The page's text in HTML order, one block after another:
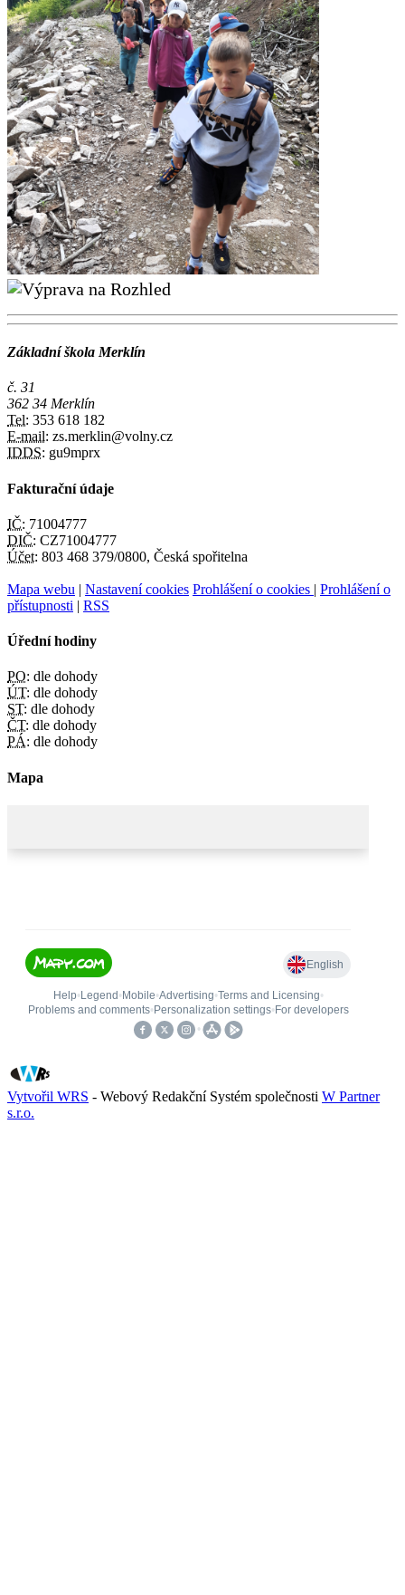
Základní škola Merklín
č. 31
362 34 Merklín
Tel: 353 618 182
E-mail: zs.merklin@volny.cz
IDDS: gu9mprx
Fakturační údaje
IČ: 71004777
DIČ: CZ71004777
Účet: 803 468 379/0800, Česká spořitelna
Mapa webu | Nastavení cookies Prohlášení o cookies | Prohlášení o
přístupnosti | RSS
Úřední hodiny
PO: dle dohody
ÚT: dle dohody
ST: dle dohody
ČT: dle dohody
PÁ: dle dohody
Mapa
Vytvořil WRS - Webový Redakční Systém společnosti W Partner
s.r.o.